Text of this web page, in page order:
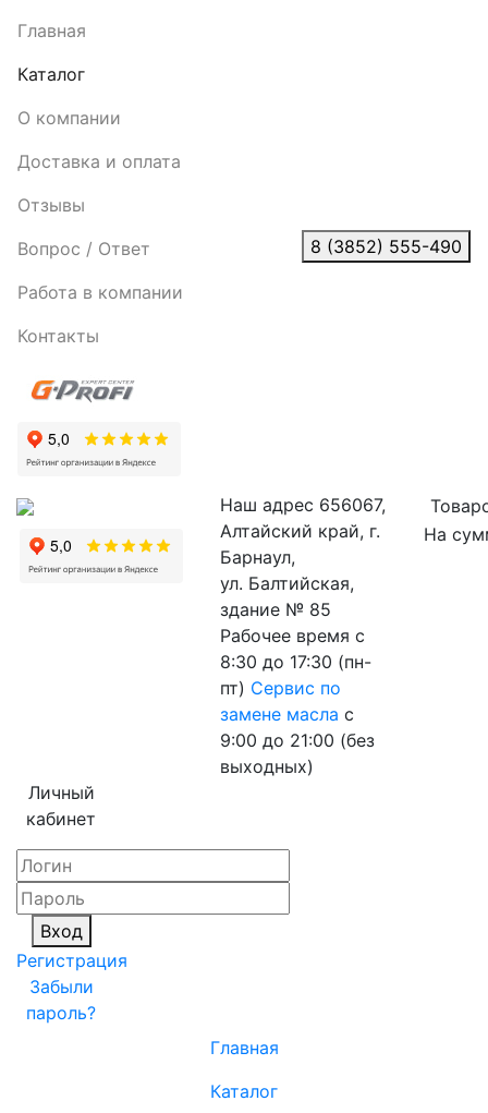
Главная
Каталог
О компании
Доставка и оплата
Отзывы
Вопрос / Ответ
Работа в компании
Контакты
8 (3852) 555-490
Наш адрес 656067,
Алтайский край, г.
Барнаул,
ул. Балтийская,
здание № 85
Рабочее время с
8:30 до 17:30 (пн-
пт) Сервис по
замене масла с
9:00 до 21:00 (без
выходных)
На
Личный
кабинет
Вход
Регистрация
Забыли
пароль?
Главная
Каталог